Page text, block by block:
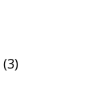
(3)